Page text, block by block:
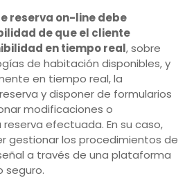
reserva on-line debe
de que el cliente
en tiempo real, sobre
de habitación disponibles, y
en tiempo real, la
y disponer de formularios
modificaciones o
efectuada. En su caso,
gestionar los procedimientos de
a través de una plataforma
seguro.